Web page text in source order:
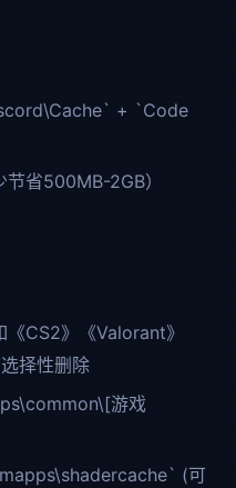
+ `Code
省500MB-2GB）
CS2》《Valorant》
择性删除
游戏
(可